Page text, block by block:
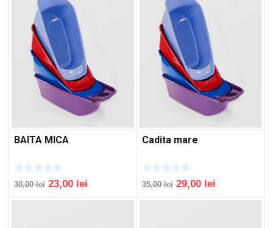
BAITA MICA
30,00lei Original
23,00 lei
price
Cadita mare
35,00lei Original
29,00 leiCurrent
price